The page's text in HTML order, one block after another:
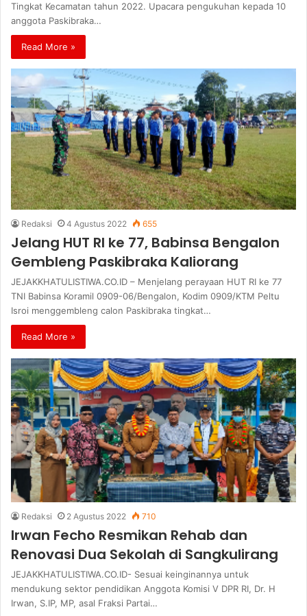
Tingkat Kecamatan tahun 2022. Upacara pengukuhan kepada 10
anggota Paskibraka…
Read More »
Redaksi 4 Agustus 2022 655
Jelang HUT RI ke 77, Babinsa Bengalon
Gembleng Paskibraka Kaliorang
JEJAKKHATULISTIWA.CO.ID – Menjelang perayaan HUT RI ke 77
TNI Babinsa Koramil 0909-06/Bengalon, Kodim 0909/KTM Peltu
Isroi menggembleng calon Paskibraka tingkat…
Read More »
Redaksi 2 Agustus 2022 710
Irwan Fecho Resmikan Rehab dan
Renovasi Dua Sekolah di Sangkulirang
JEJAKKHATULISTIWA.CO.ID- Sesuai keinginannya untuk
mendukung sektor pendidikan Anggota Komisi V DPR RI, Dr. H
Irwan, S.IP, MP, asal Fraksi Partai…